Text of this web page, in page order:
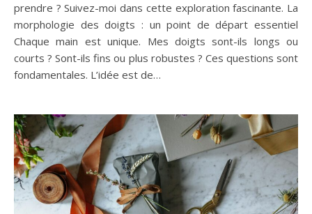
prendre ? Suivez-moi dans cette exploration fascinante. La
morphologie des doigts : un point de départ essentiel
Chaque main est unique. Mes doigts sont-ils longs ou
courts ? Sont-ils fins ou plus robustes ? Ces questions sont
fondamentales. L’idée est de…